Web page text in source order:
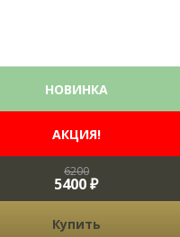
НОВИНКА
АКЦИЯ!
6200
5400 ₽
Купить